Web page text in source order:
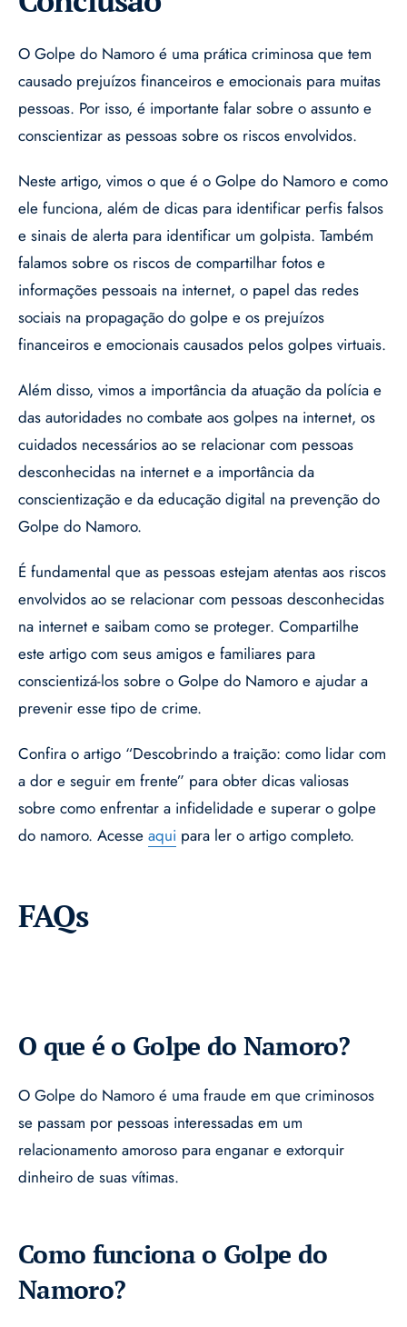
O Golpe do Namoro é uma prática criminosa que tem
causado prejuízos financeiros e emocionais para muitas
pessoas. Por isso, é importante falar sobre o assunto e
conscientizar as pessoas sobre os riscos envolvidos.
Neste artigo, vimos o que é o Golpe do Namoro e como
ele funciona, além de dicas para identificar perfis falsos
e sinais de alerta para identificar um golpista. Também
falamos sobre os riscos de compartilhar fotos e
informações pessoais na internet, o papel das redes
sociais na propagação do golpe e os prejuízos
financeiros e emocionais causados pelos golpes virtuais.
Além disso, vimos a importância da atuação da polícia e
das autoridades no combate aos golpes na internet, os
cuidados necessários ao se relacionar com pessoas
desconhecidas na internet e a importância da
conscientização e da educação digital na prevenção do
Golpe do Namoro.
É fundamental que as pessoas estejam atentas aos riscos
envolvidos ao se relacionar com pessoas desconhecidas
na internet e saibam como se proteger. Compartilhe
este artigo com seus amigos e familiares para
conscientizá-los sobre o Golpe do Namoro e ajudar a
prevenir esse tipo de crime.
Confira o artigo “Descobrindo a traição: como lidar com
a dor e seguir em frente” para obter dicas valiosas
sobre como enfrentar a infidelidade e superar o golpe
do namoro. Acesse aqui para ler o artigo completo.
FAQs
O que é o Golpe do Namoro?
O Golpe do Namoro é uma fraude em que criminosos
se passam por pessoas interessadas em um
relacionamento amoroso para enganar e extorquir
dinheiro de suas vítimas.
Como funciona o Golpe do
Namoro?